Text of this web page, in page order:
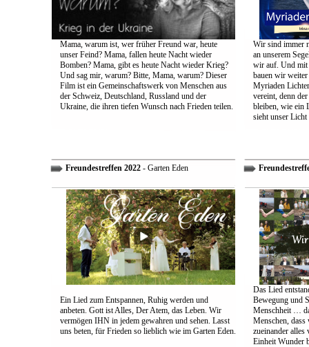
Mama, warum ist, wer früher Freund war, heute
unser Feind? Mama, fallen heute Nacht wieder
Bomben? Mama, gibt es heute Nacht wieder Krieg?
Und sag mir, warum? Bitte, Mama, warum? Dieser
Film ist ein Gemeinschaftswerk von Menschen aus
der Schweiz, Deutschland, Russland und der
Ukraine, die ihren tiefen Wunsch nach Frieden teilen.
Wir sind immer
an unserem
wir auf. Und mit
bauen wir
Myriaden
vereint, denn
bleiben, wie ein
sieht unser
Freundestreffen 2022- Garten Eden
Ein Lied zum Entspannen, Ruhig werden und
anbeten. Gott ist Alles, Der Atem, das Leben. Wir
vermögen IHN in jedem gewahren und sehen. Lasst
uns beten, für Frieden so lieblich wie im Garten Eden.
Das Lied
Bewegung und
Menschheit …
Menschen,
zueinander alles
Einheit Wunder